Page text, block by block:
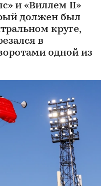
и «Виллем II»
должен был
круге,
в
одной из